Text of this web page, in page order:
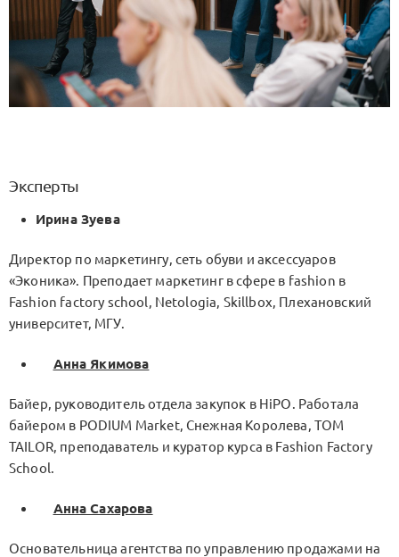
Эксперты
Ирина Зуева
Директор по маркетингу, cеть обуви и аксессуаров
«Эконика». Преподает маркетинг в сфере в fashion в
Fashion factory school, Netologia, Skillbox, Плехановский
университет, МГУ.
Анна Якимова
Байер, руководитель отдела закупок в HiPO. Работала
байером в PODIUM Market, Снежная Королева, TOM
TAILOR, преподаватель и куратор курса в Fashion Factory
School.
Анна Сахарова
Основательница агентства по управлению продажами на